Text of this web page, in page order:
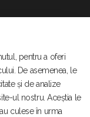
in care
a obtine tinute ce
boema.
pentru a oferi
De asemenea, le
și de analize
ul nostru. Aceștia le
culese în urma